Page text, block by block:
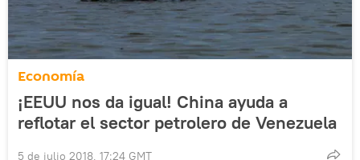
Economía
¡EEUU nos da igual! China ayuda a
reflotar el sector petrolero de Venezuela
5 de julio 2018, 17:24 GMT